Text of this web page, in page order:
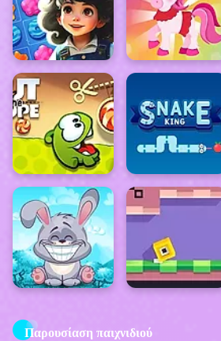
Παρουσίαση παιχνιδιού